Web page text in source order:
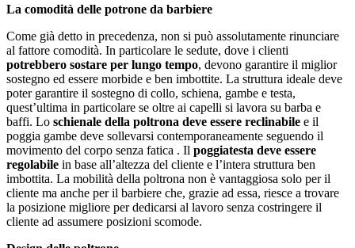
La comodità delle potrone da barbiere
Come già detto in precedenza, non si può assolutamente rinunciare
al fattore comodità. In particolare le sedute, dove i clienti
potrebbero sostare per lungo tempo, devono garantire il miglior
sostegno ed essere morbide e ben imbottite. La struttura ideale deve
poter garantire il sostegno di collo, schiena, gambe e testa,
quest’ultima in particolare se oltre ai capelli si lavora su barba e
baffi. Lo schienale della poltrona deve essere reclinabile e il
poggia gambe deve sollevarsi contemporaneamente seguendo il
movimento del corpo senza fatica . Il poggiatesta deve essere
regolabile in base all’altezza del cliente e l’intera struttura ben
imbottita. La mobilità della poltrona non è vantaggiosa solo per il
cliente ma anche per il barbiere che, grazie ad essa, riesce a trovare
la posizione migliore per dedicarsi al lavoro senza costringere il
cliente ad assumere posizioni scomode.